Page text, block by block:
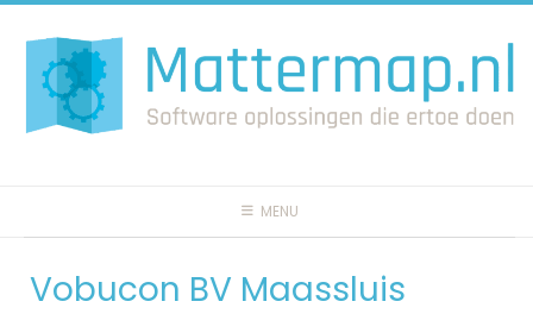
naar
inhoud
MENU
Vobucon BV Maassluis